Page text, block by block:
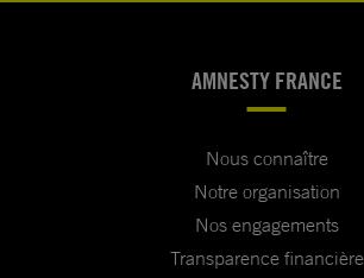
AMNESTY FRANCE
Nous connaître
Notre organisation
Nos engagements
Transparence financière